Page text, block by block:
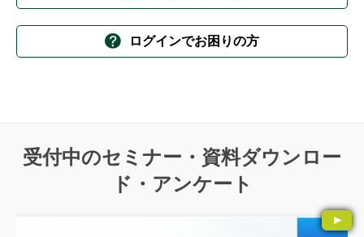
ログインでお困りの方
受付中のセミナー・資料ダウンロー
ド・アンケート